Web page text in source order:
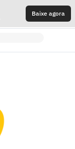
Baixe agora